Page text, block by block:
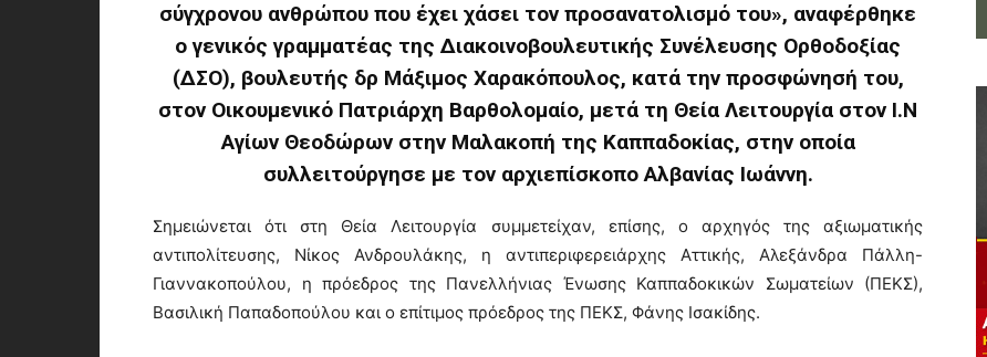
σύγχρονου ανθρώπου που έχει χάσει τον προσανατολισμό του», αναφέρθηκε
ο γενικός γραμματέας της Διακοινοβουλευτικής Συνέλευσης Ορθοδοξίας
(ΔΣΟ), βουλευτής δρ Μάξιμος Χαρακόπουλος, κατά την προσφώνησή του,
στον Οικουμενικό Πατριάρχη Βαρθολομαίο, μετά τη Θεία Λειτουργία στον Ι.Ν
Αγίων Θεοδώρων στην Μαλακοπή της Καππαδοκίας, στην οποία
συλλειτούργησε με τον αρχιεπίσκοπο Αλβανίας Ιωάννη.
Σημειώνεται ότι στη Θεία Λειτουργία συμμετείχαν, επίσης, ο αρχηγός της αξιωματικής
αντιπολίτευσης, Νίκος Ανδρουλάκης, η αντιπεριφερειάρχης Αττικής, Αλεξάνδρα Πάλλη-
Γιαννακοπούλου, η πρόεδρος της Πανελλήνιας Ένωσης Καππαδοκικών Σωματείων (ΠΕΚΣ),
Βασιλική Παπαδοπούλου και ο επίτιμος πρόεδρος της ΠΕΚΣ, Φάνης Ισακίδης.